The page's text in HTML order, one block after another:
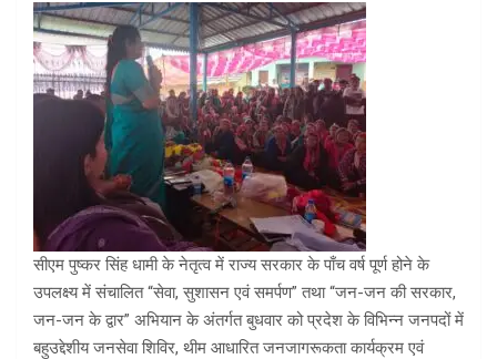
सीएम पुष्कर सिंह धामी के नेतृत्व में राज्य सरकार के पाँच वर्ष पूर्ण होने के
उपलक्ष्य में संचालित “सेवा, सुशासन एवं समर्पण” तथा “जन-जन की सरकार,
जन-जन के द्वार” अभियान के अंतर्गत बुधवार को प्रदेश के विभिन्न जनपदों में
बहुउद्देशीय जनसेवा शिविर, थीम आधारित जनजागरूकता कार्यक्रम एवं